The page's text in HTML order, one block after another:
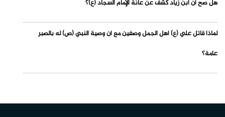
هل صح أن ابن زياد كشف عن عانة الإمام السجاد (ع)؟
لماذا قاتل علي (ع) أهل الجمل وصفين مع أن وصية النبي (ص) له بالصبر
عامة؟